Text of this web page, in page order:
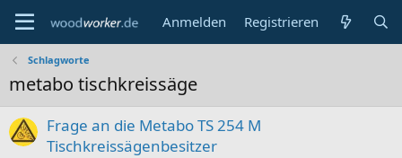
Anmelden Registrieren
Schlagworte
metabo tischkreissäge
Frage an die Metabo TS 254 M
Tischkreissägenbesitzer